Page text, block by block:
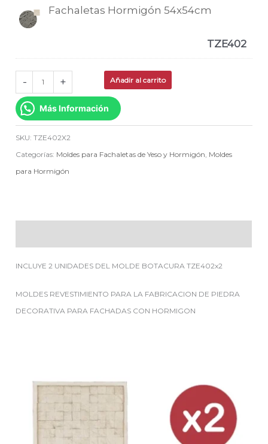
Fachaletas Hormigón 54x54cm
TZE402
- + Añadir al carrito
Más Información
SKU:TZE402X2
Categorías: Moldes para Fachaletas de Yeso y Hormigón Moldes
para Hormigón
INCLUYE 2 UNIDADES DEL MOLDE BOTACURA TZE402x2
MOLDES REVESTIMIENTO PARA LA FABRICACION DE PIEDRA
DECORATIVA PARA FACHADAS CON HORMIGON